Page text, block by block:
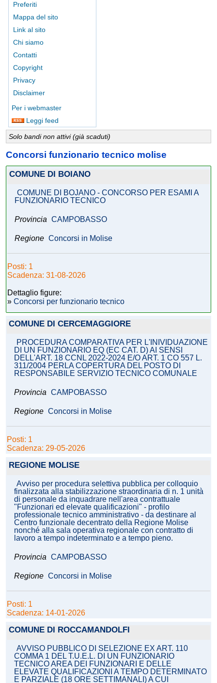
Preferiti
Mappa del sito
Link al sito
Chi siamo
Contatti
Copyright
Privacy
Disclaimer
Per i webmaster
Leggi feed
Solo bandi non attivi (già scaduti)
Concorsi funzionario tecnico molise
COMUNE DI BOIANO
COMUNE DI BOJANO - CONCORSO PER ESAMI A
FUNZIONARIO TECNICO
Provincia CAMPOBASSO
Regione Concorsi in Molise
Posti: 1
Scadenza: 31-08-2026
Dettaglio figure:
» Concorsi per funzionario tecnico
COMUNE DI CERCEMAGGIORE
PROCEDURA COMPARATIVA PER L'INIVIDUAZIONE
DI UN FUNZIONARIO EQ (EC CAT. D) AI SENSI
DELL'ART. 18 CCNL 2022-2024 E/O ART. 1 CO 557 L.
311/2004 PERLA COPERTURA DEL POSTO DI
RESPONSABILE SERVIZIO TECNICO COMUNALE
Provincia CAMPOBASSO
Regione Concorsi in Molise
Posti: 1
Scadenza: 29-05-2026
REGIONE MOLISE
Avviso per procedura selettiva pubblica per colloquio
finalizzata alla stabilizzazione straordinaria di n. 1 unità
di personale da inquadrare nell'area contrattuale
"Funzionari ed elevate qualificazioni" - profilo
professionale tecnico amministrativo - da destinare al
Centro funzionale decentrato della Regione Molise
nonché alla sala operativa regionale con contratto di
lavoro a tempo indeterminato e a tempo pieno.
Provincia CAMPOBASSO
Regione Concorsi in Molise
Posti: 1
Scadenza: 14-01-2026
COMUNE DI ROCCAMANDOLFI
AVVISO PUBBLICO DI SELEZIONE EX ART. 110
COMMA 1 DEL T.U.E.L. DI UN FUNZIONARIO
TECNICO AREA DEI FUNZIONARI E DELLE
ELEVATE QUALIFICAZIONI A TEMPO DETERMINATO
E PARZIALE (18 ORE SETTIMANALI) A CUI